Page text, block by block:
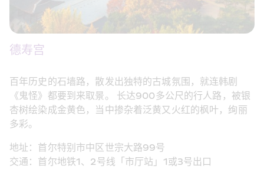
德寿宫
百年历史的石墙路，散发出独特的古城氛围，就连韩剧
《鬼怪》都要到来取景。 长达900多公尺的行人路，被银
杏树绘染成金黄色，当中掺杂着泛黄又火红的枫叶，绚丽
多彩。
地址：首尔特别市中区世宗大路99号
交通：首尔地铁1、2号线「市厅站」1或3号出口